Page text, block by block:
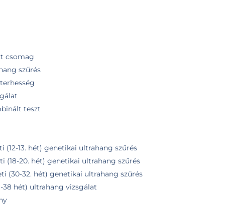
csomag
szűrés
teszt
(12-13. hét) genetikai ultrahang szűrés
(18-20. hét) genetikai ultrahang szűrés
(30-32. hét) genetikai ultrahang szűrés
38 hét) ultrahang vizsgálat